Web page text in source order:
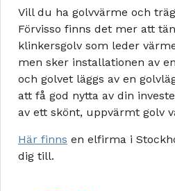
Vill du ha golvvärme och
Förvisso finns det mer att
klinkersgolv som leder
men sker installationen av
och golvet läggs av en
att få god nytta av din
av ett skönt, uppvärmt golv
Här finns en elfirma i
dig till.